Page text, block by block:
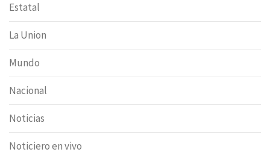
Estatal
La Union
Mundo
Nacional
Noticias
Noticiero en vivo